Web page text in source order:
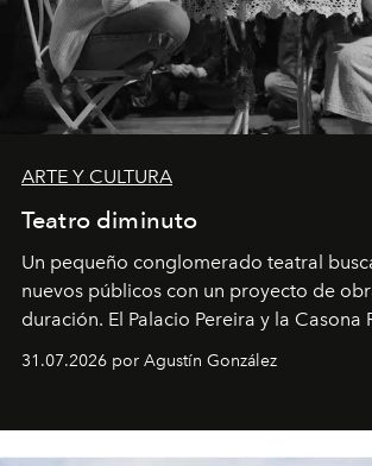
ARTE Y CULTURA
Teatro diminuto
Un pequeño conglomerado teatral
nuevos públicos con un proyecto de
duración. El Palacio Pereira y la Casona
son algunos de los lugares que han
miniobras. Sus puestas en escena son
31.07.2026 por Agustín González